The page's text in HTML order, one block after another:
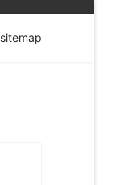
sitemap